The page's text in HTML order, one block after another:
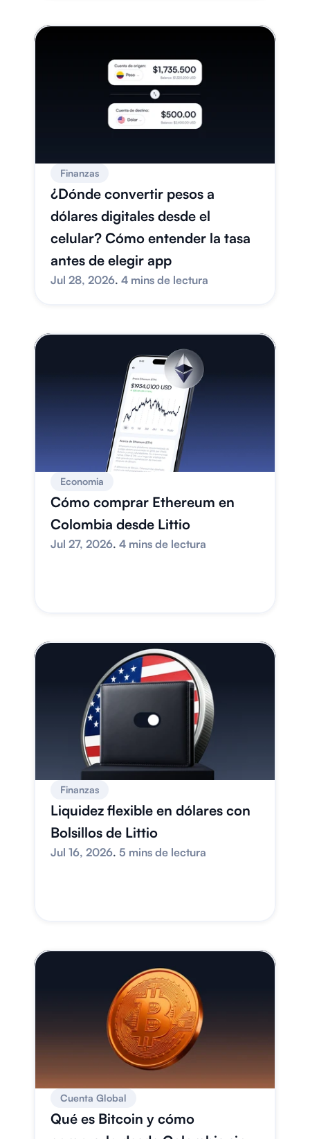
Finanzas
¿Dónde convertir pesos a
dólares digitales desde el
celular? Cómo entender la tasa
antes de elegir app
Jul 28, 2026. 4 mins de lectura
Economia
Cómo comprar Ethereum en
Colombia desde Littio
Jul 27, 2026. 4 mins de lectura
Finanzas
Liquidez flexible en dólares con
Bolsillos de Littio
Jul 16, 2026. 5 mins de lectura
Cuenta Global
Qué es Bitcoin y cómo